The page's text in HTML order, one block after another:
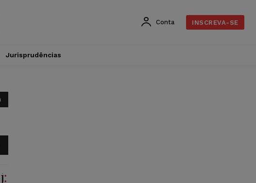
Conta INSCREVA-SE
Jurisprudências